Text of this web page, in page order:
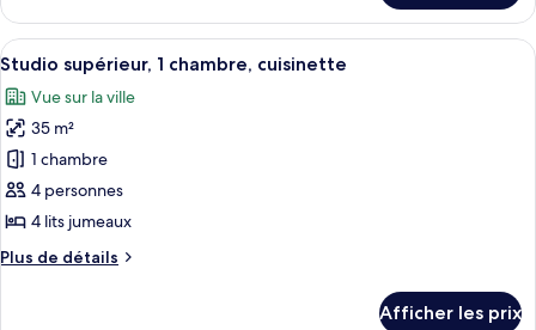
grand
lit
et
1
canapé-
lit,
cuisinette
Studio
supérieur,
1
lit
et
canapé-
lit,
cuisinette
Afficher
toutes
les
photos
pour
ce
type
chambre :
Une chambre d’hôtel avec deux lits,
7
Studio supérieur, 1 chambre, cuisinette
Vue sur la ville
35 m²
1 chambre
4 personnes
4 lits jumeaux
Plus de détails
Plus
Afficher les prix